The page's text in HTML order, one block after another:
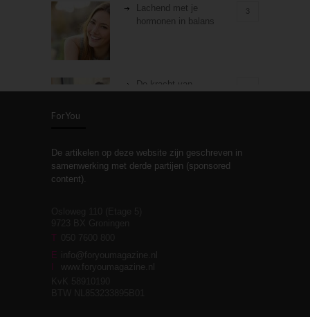
Lachend met je
hormonen in balans
3
De kracht van
Stiefouderschap en
relaties
moeite!
ForYou
De artikelen op deze website zijn geschreven in
samenwerking met derde partijen (sponsored
content).
T
E info@foryoumagazine.nl
www.foryoumagazine.nl